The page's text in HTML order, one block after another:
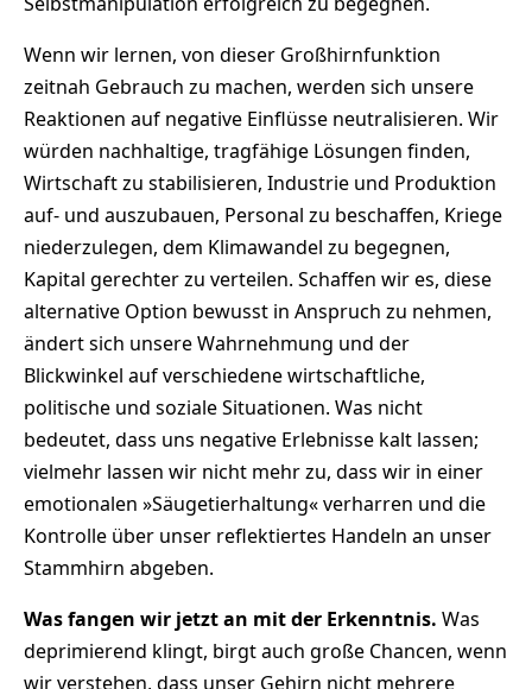
Wenn wir lernen, von dieser Großhirnfunktion
zeitnah Gebrauch zu machen, werden sich unsere
Reaktionen auf negative Einflüsse neutralisieren. Wir
würden nachhaltige, tragfähige Lösungen finden,
Wirtschaft zu stabilisieren, Industrie und Produktion
auf- und auszubauen, Personal zu beschaffen, Kriege
niederzulegen, dem Klimawandel zu begegnen,
Kapital gerechter zu verteilen. Schaffen wir es, diese
alternative Option bewusst in Anspruch zu nehmen,
ändert sich unsere Wahrnehmung und der
Blickwinkel auf verschiedene wirtschaftliche,
politische und soziale Situationen. Was nicht
bedeutet, dass uns negative Erlebnisse kalt lassen;
vielmehr lassen wir nicht mehr zu, dass wir in einer
emotionalen »Säugetierhaltung« verharren und die
Kontrolle über unser reflektiertes Handeln an unser
Stammhirn abgeben.
Was fangen wir jetzt an mit der Erkenntnis. Was
deprimierend klingt, birgt auch große Chancen, wenn
wir verstehen, dass unser Gehirn nicht mehrere